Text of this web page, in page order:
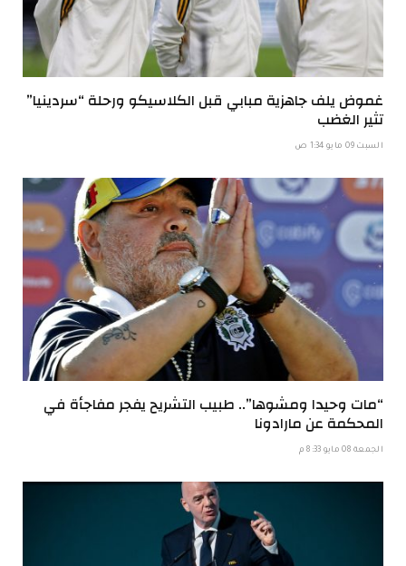
غموض يلف جاهزية مبابي قبل الكلاسيكو ورحلة “سردينيا”
تثير الغضب
السبت 09 مايو 1:34 ص
“مات وحيدا ومشوها”.. طبيب التشريح يفجر مفاجأة في
المحكمة عن مارادونا
الجمعة 08 مايو 8:33 م